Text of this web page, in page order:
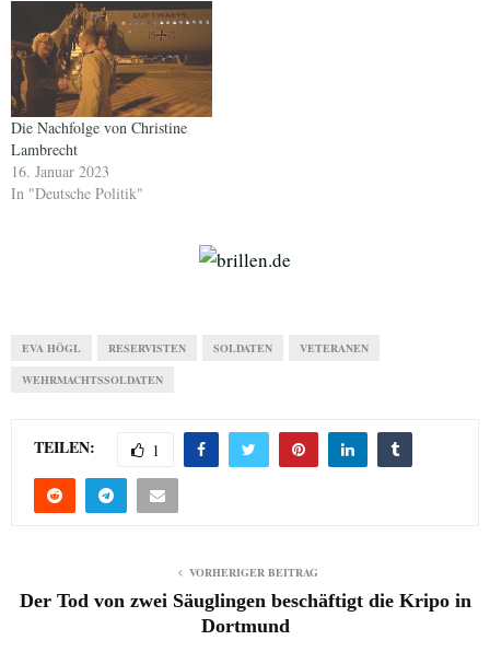
Die Nachfolge von Christine
Lambrecht
16. Januar 2023
In "Deutsche Politik"
EVA HÖGL RESERVISTEN SOLDATEN VETERANEN
WEHRMACHTSSOLDATEN
TEILEN: 1
VORHERIGER BEITRAG
Der Tod von zwei Säuglingen beschäftigt die Kripo in
Dortmund